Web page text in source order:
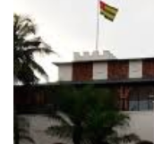
Le
3
décembre
1991
de